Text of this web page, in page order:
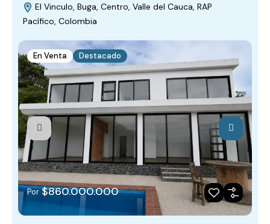
El Vinculo, Buga, Centro, Valle del Cauca, RAP
Pacífico, Colombia
En Venta Destacado
Por $860.000.000